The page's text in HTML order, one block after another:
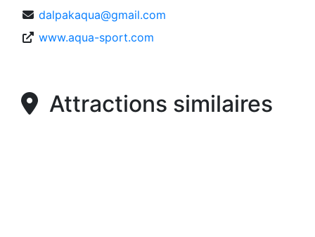
dalpakaqua@gmail.com
www.aqua-sport.com
Attractions similaires